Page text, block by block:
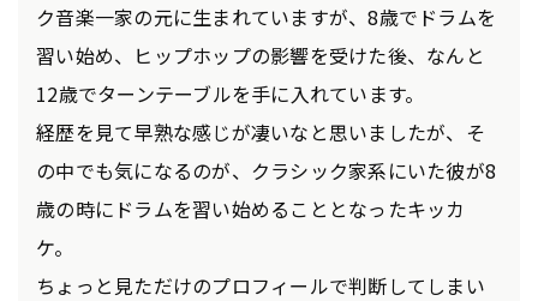
ク音楽一家の元に生まれていますが、8歳でドラムを
習い始め、ヒップホップの影響を受けた後、なんと
12歳でターンテーブルを手に入れています。
経歴を見て早熟な感じが凄いなと思いましたが、そ
の中でも気になるのが、クラシック家系にいた彼が8
歳の時にドラムを習い始めることとなったキッカ
ケ。
ちょっと見ただけのプロフィールで判断してしまい